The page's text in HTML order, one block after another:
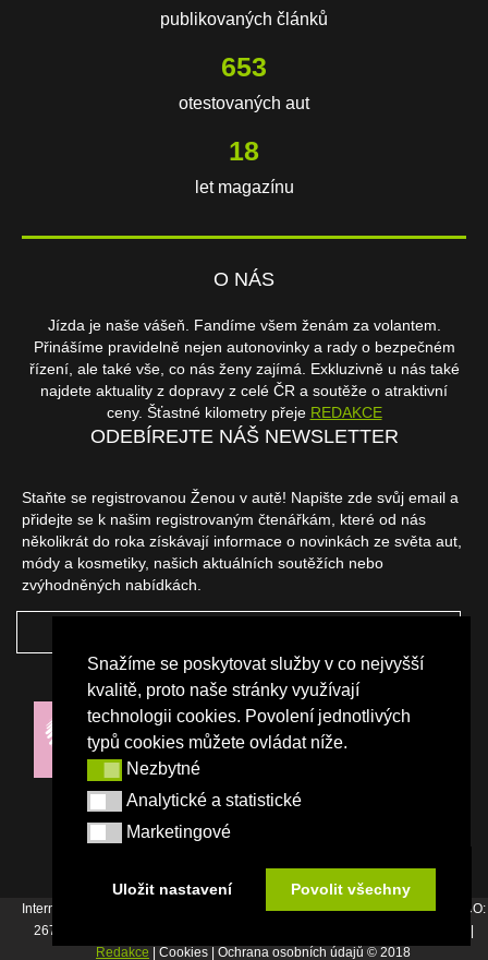
Snažíme se poskytovat služby v co nejvyšší
kvalitě, proto naše stránky využívají
technologii cookies. Povolení jednotlivých
typů cookies můžete ovládat níže.
NezbytnéNezbytné
Analytické a statistické
Analytické a statistické
Marketingové
Marketingové
Uložit nastavení Povolit všechny
publikovaných článků
653
otestovaných aut
18
let magazínu
O NÁS
Jízda je naše vášeň. Fandíme všem ženám za volantem.
Přinášíme pravidelně nejen autonovinky a rady o bezpečném
řízení, ale také vše, co nás ženy zajímá. Exkluzivně u nás také
najdete aktuality z dopravy z celé ČR a soutěže o atraktivní
ceny. Šťastné kilometry přeje REDAKCE
ODEBÍREJTE NÁŠ NEWSLETTER
Staňte se registrovanou Ženou v autě! Napište zde svůj email a
přidejte se k našim registrovaným čtenářkám, které od nás
několikrát do roka získávají informace o novinkách ze světa aut,
módy a kosmetiky, našich aktuálních soutěžích nebo
zvýhodněných nabídkách.
NAŠI PARTNEŘI
Internetový magazín Žena v autě vydává vydavatelství Srdce Evropy s.r.o., IČO:
26744007, Bořivojova 17, Praha 3, Tel. : +420 222 726 364 |
Redakce | Cookies | Ochrana osobních údajů © 2018